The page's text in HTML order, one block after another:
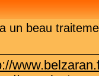
un beau